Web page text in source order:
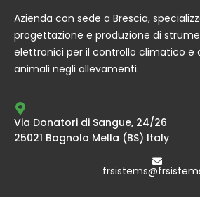
Azienda con sede a Brescia,
progettazione e produzione di
elettronici per il controllo climatico e
animali negli allevamenti.
Via Donatori di Sangue, 24/26
25021 Bagnolo Mella (BS) Italy